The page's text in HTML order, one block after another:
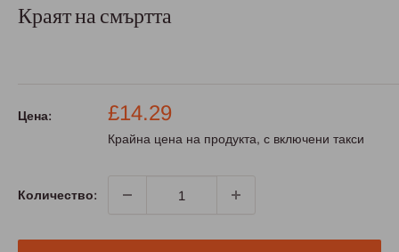
Краят на смъртта
Цена:
Промо
цена
£14.29
Крайна цена на продукта, с включени такси
Количество: